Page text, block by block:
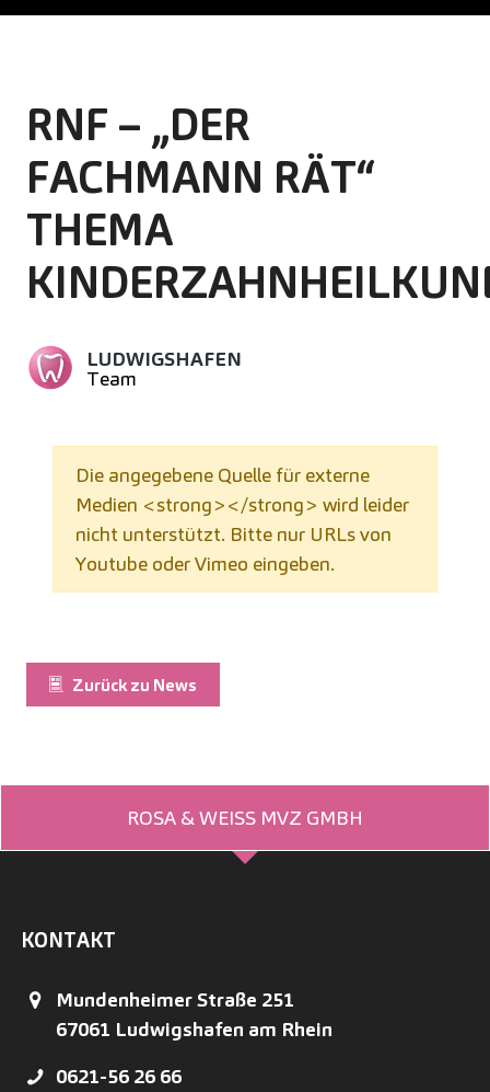
RNF – „DER
FACHMANN RÄT“
THEMA
LUDWIGSHAFEN
Team
Die angegebene Quelle für externe
Medien <strong></strong> wird leider
nicht unterstützt. Bitte nur URLs von
Youtube oder Vimeo eingeben.
Zurück zu News
ROSA & WEISS MVZ GMBH
KONTAKT
Mundenheimer Straße 251
67061 Ludwigshafen am Rhein
0621-56 26 66